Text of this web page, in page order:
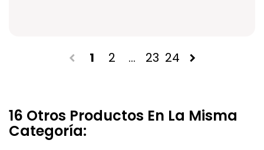
chevron_left 1 2 … 23 24 chevron_right
16 Otros Productos En La Misma
Categoría: